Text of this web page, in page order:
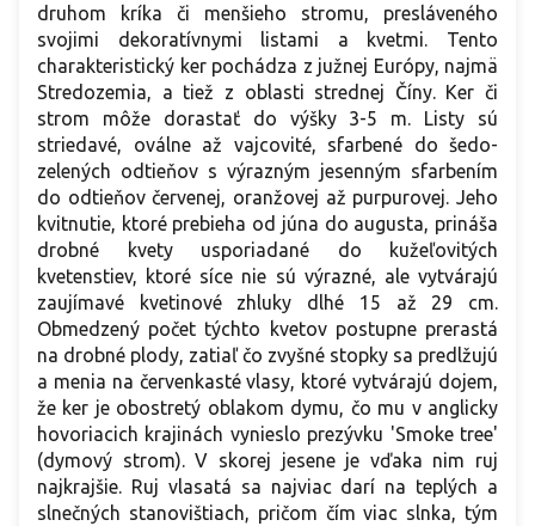
druhom kríka či menšieho stromu, presláveného
svojimi dekoratívnymi listami a kvetmi. Tento
charakteristický ker pochádza z južnej Európy, najmä
Stredozemia, a tiež z oblasti strednej Číny. Ker či
strom môže dorastať do výšky 3-5 m. Listy sú
striedavé, oválne až vajcovité, sfarbené do šedo-
zelených odtieňov s výrazným jesenným sfarbením
do odtieňov červenej, oranžovej až purpurovej. Jeho
kvitnutie, ktoré prebieha od júna do augusta, prináša
drobné kvety usporiadané do kužeľovitých
kvetenstiev, ktoré síce nie sú výrazné, ale vytvárajú
zaujímavé kvetinové zhluky dlhé 15 až 29 cm.
Obmedzený počet týchto kvetov postupne prerastá
na drobné plody, zatiaľ čo zvyšné stopky sa predlžujú
a menia na červenkasté vlasy, ktoré vytvárajú dojem,
že ker je obostretý oblakom dymu, čo mu v anglicky
hovoriacich krajinách vynieslo prezývku 'Smoke tree'
(dymový strom). V skorej jesene je vďaka nim ruj
najkrajšie. Ruj vlasatá sa najviac darí na teplých a
slnečných stanovištiach, pričom čím viac slnka, tým